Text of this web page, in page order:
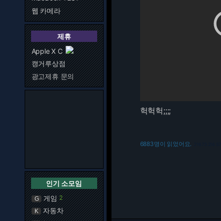
웹 카메라
제휴
Apple X C
캥거루상점
광고제휴 문의
인기 소모임
G 게임 2
K 자동차
헉헉헉;;;;
6883명이 읽었어요.